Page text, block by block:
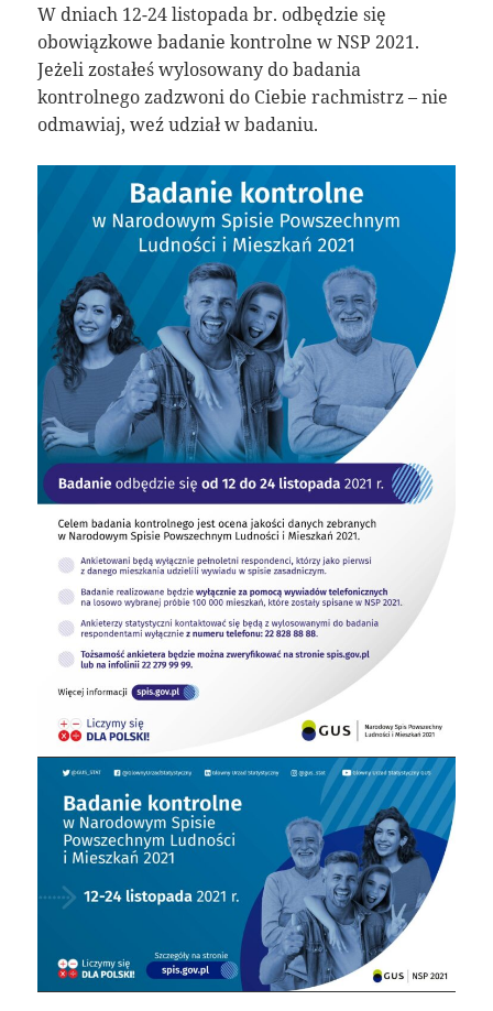
W dniach 12-24 listopada br. odbędzie się
obowiązkowe badanie kontrolne w NSP 2021.
Jeżeli zostałeś wylosowany do badania
kontrolnego zadzwoni do Ciebie rachmistrz – nie
odmawiaj, weź udział w badaniu.